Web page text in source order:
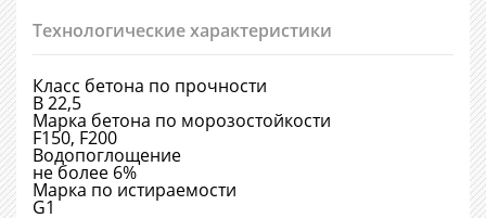
Технологические характеристики
Класс бетона по прочности
В 22,5
Марка бетона по морозостойкости
F150, F200
Водопоглощение
не более 6%
Марка по истираемости
G1